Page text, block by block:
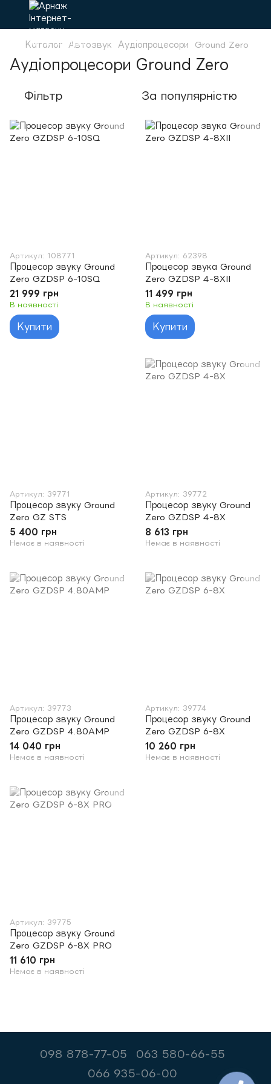
Каталог Автозвук Аудіопроцесори Ground Zero
Аудіопроцесори Ground Zero
Фільтр За популярністю
Артикул: 108771
Процесор звуку Ground
Zero GZDSP 6-10SQ
21 999 грн
В наявності
Купити
Артикул: 62398
Процесор звука Ground
Zero GZDSP 4-8XII
11 499 грн
В наявності
Купити
Артикул: 39771
Процесор звуку Ground
Zero GZ STS
5 400 грн
Немає в наявності
Артикул: 39772
Процесор звуку Ground
Zero GZDSP 4-8X
8 613 грн
Немає в наявності
Артикул: 39773
Процесор звуку Ground
Zero GZDSP 4.80AMP
14 040 грн
Немає в наявності
Артикул: 39774
Процесор звуку Ground
Zero GZDSP 6-8X
10 260 грн
Немає в наявності
Артикул: 39775
Процесор звуку Ground
Zero GZDSP 6-8X PRO
11 610 грн
Немає в наявності
098 878-77-05
063 580-66-55
066 935-06-00